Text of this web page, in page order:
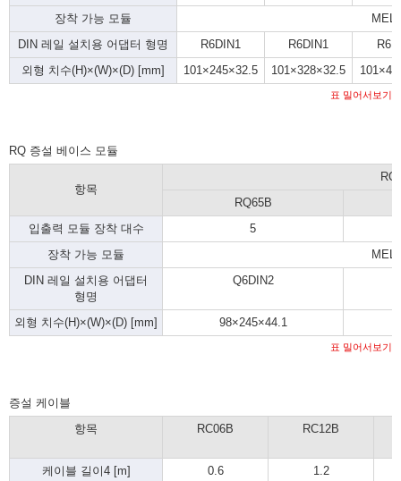
장착 가능 모듈
DIN 레일 설치용 어댑터 형명 R6DIN1 R6DIN1
외형 치수(H)×(W)×(D) [mm] 101×245×32.5 101×328×32.5
표 밀어서보기
RQ 증설 베이스 모듈
항목
RQ65B
입출력 모듈 장착 대수 5
장착 가능 모듈
DIN 레일 설치용 어댑터
형명
Q6DIN2
외형 치수(H)×(W)×(D) [mm] 98×245×44.1
표 밀어서보기
증설 케이블
항목 RC06B RC12B
케이블 길이4[m] 0.6 1.2